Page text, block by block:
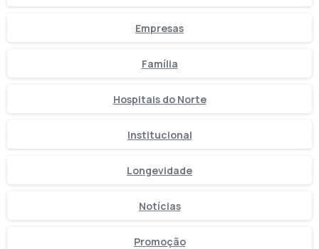
Empresas
Família
Hospitais do Norte
Institucional
Longevidade
Notícias
Promoção